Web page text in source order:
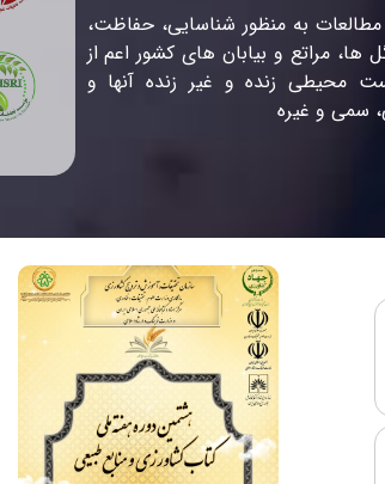
به منظور شناسایی، حفاظت،
ها، مراتع و بیابان های کشور اعم از
محیطی زنده و غیر زنده آنها و
سمی و غیره